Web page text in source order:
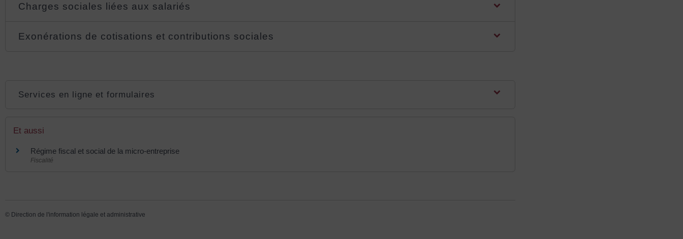
Charges sociales liées aux salariés
Exonérations de cotisations et contributions sociales
Services en ligne et formulaires
Et aussi
Régime fiscal et social de la micro-entreprise
Fiscalité
© Direction de l'information légale et administrative